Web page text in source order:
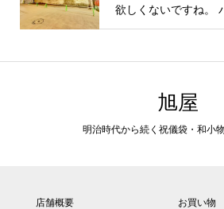
欲しくないですね。
旭屋
明治時代から続く祝儀袋・和小物
店舗概要
お買い物